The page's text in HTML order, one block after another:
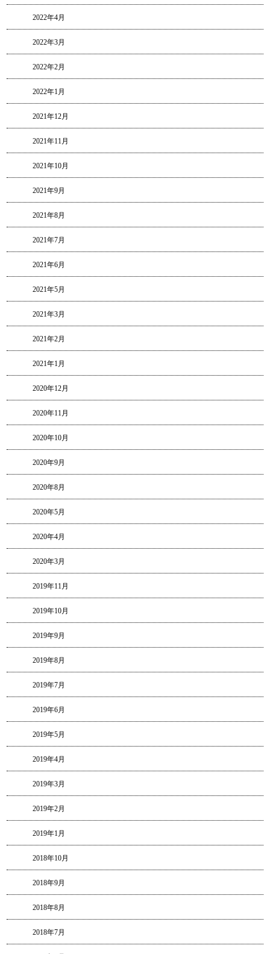
2022年4月
2022年3月
2022年2月
2022年1月
2021年12月
2021年11月
2021年10月
2021年9月
2021年8月
2021年7月
2021年6月
2021年5月
2021年3月
2021年2月
2021年1月
2020年12月
2020年11月
2020年10月
2020年9月
2020年8月
2020年5月
2020年4月
2020年3月
2019年11月
2019年10月
2019年9月
2019年8月
2019年7月
2019年6月
2019年5月
2019年4月
2019年3月
2019年2月
2019年1月
2018年10月
2018年9月
2018年8月
2018年7月